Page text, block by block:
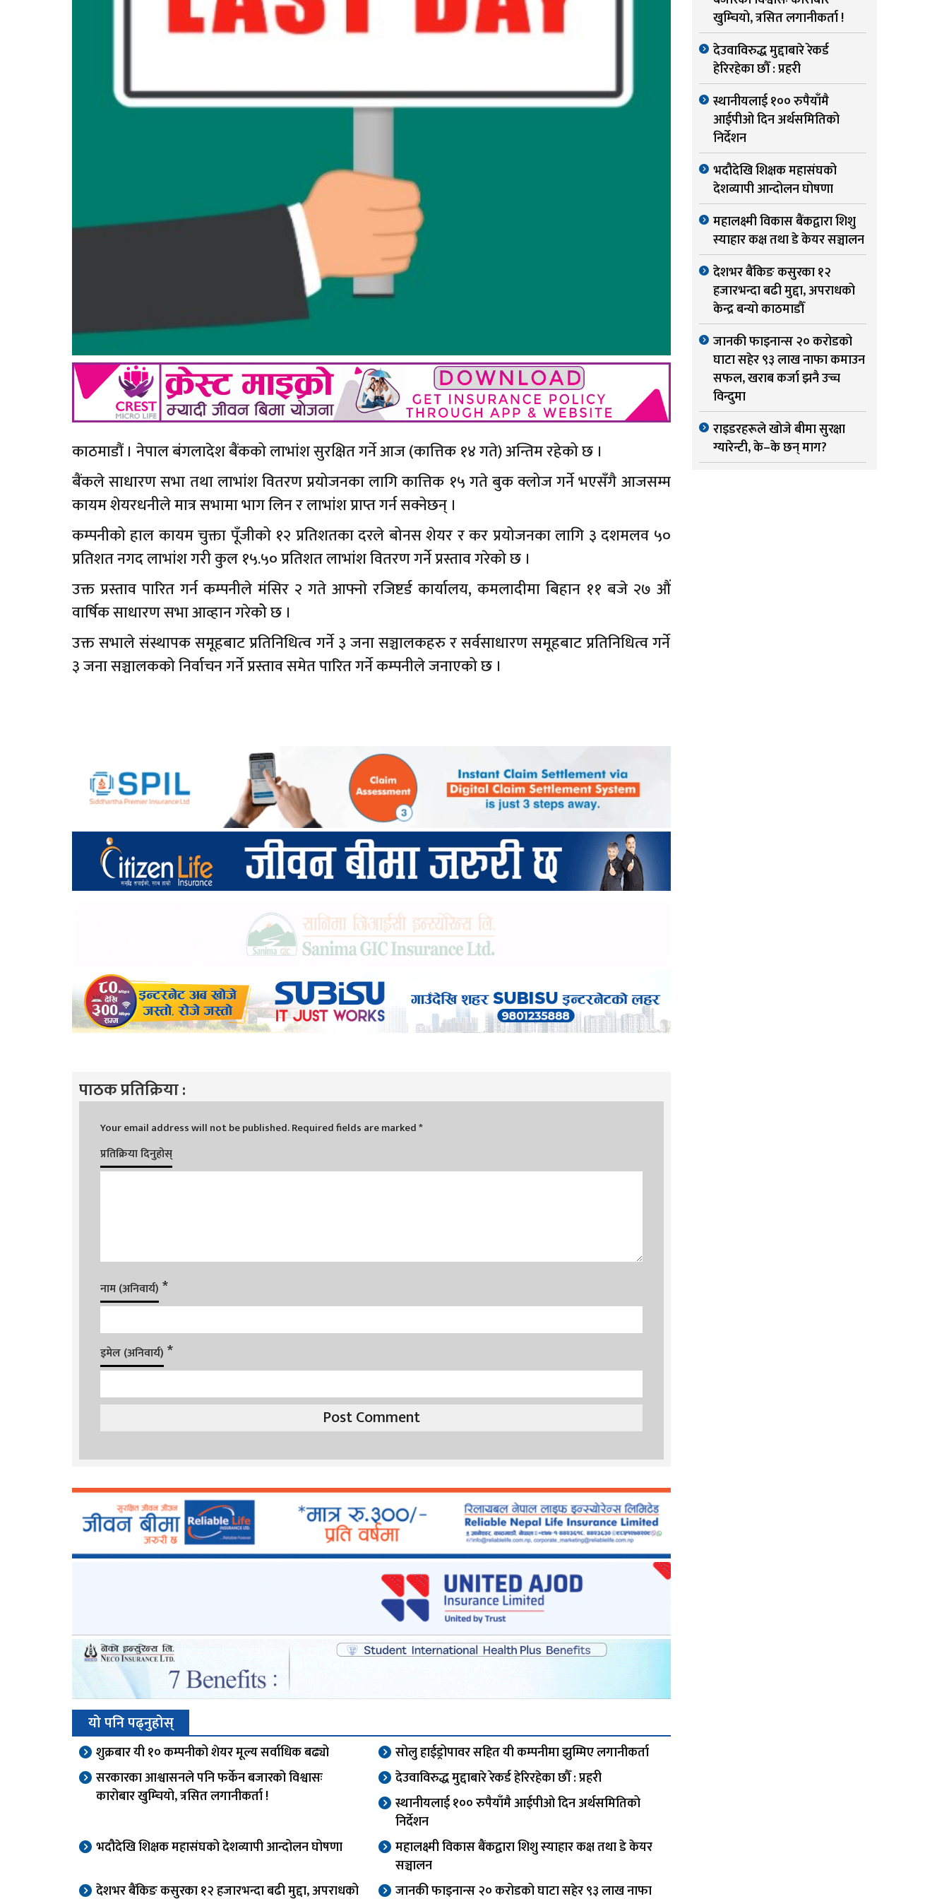
काठमाडौं । नेपाल बंगलादेश बैंकको लाभांश सुरक्षित गर्ने आज (कात्तिक १४ गते) अन्तिम रहेको छ ।
बैंकले साधारण सभा तथा लाभांश वितरण प्रयोजनका लागि कात्तिक १५ गते बुक क्लोज गर्ने भएसँगै आजसम्म
कायम शेयरधनीले मात्र सभामा भाग लिन र लाभांश प्राप्त गर्न सक्नेछन् ।
कम्पनीको हाल कायम चुक्ता पूँजीको १२ प्रतिशतका दरले बोनस शेयर र कर प्रयोजनका लागि ३ दशमलव ५०
प्रतिशत नगद लाभांश गरी कुल १५.५० प्रतिशत लाभांश वितरण गर्ने प्रस्ताव गरेको छ ।
उक्त प्रस्ताव पारित गर्न कम्पनीले मंसिर २ गते आफ्नो रजिष्टर्ड कार्यालय, कमलादीमा बिहान ११ बजे २७ औं
वार्षिक साधारण सभा आव्हान गरेकोे छ ।
उक्त सभाले संस्थापक समूहबाट प्रतिनिधित्व गर्ने ३ जना सञ्चालकहरु र सर्वसाधारण समूहबाट प्रतिनिधित्व गर्ने
३ जना सञ्चालकको निर्वाचन गर्ने प्रस्ताव समेत पारित गर्ने कम्पनीले जनाएको छ ।
पाठक प्रतिक्रिया :
Your email address will not be published.Required fields are marked*
प्रतिक्रिया दिनुहोस्
नाम (अनिवार्य) *
इमेल (अनिवार्य) *
यो पनि पढ्नुहोस्
शुक्रबार यी १० कम्पनीको शेयर मूल्य सर्वाधिक बढ्यो
सोलु हाईड्रोपावर सहित यी कम्पनीमा झुम्मिए लगानीकर्ता
सरकारका आश्वासनले पनि फर्केन बजारको विश्वासः
कारोबार खुम्चियो, त्रसित लगानीकर्ता !
देउवाविरुद्ध मुद्दाबारे रेकर्ड हेरिरहेका छौँ : प्रहरी
स्थानीयलाई १०० रुपैयाँमै आईपीओ दिन अर्थसमितिको
निर्देशन
भदौदेखि शिक्षक महासंघको देशव्यापी आन्दोलन घोषणा
महालक्ष्मी विकास बैंकद्वारा शिशु स्याहार कक्ष तथा डे केयर
सञ्चालन
देशभर बैंकिङ कसुरका १२ हजारभन्दा बढी मुद्दा, अपराधको
जानकी फाइनान्स २० करोडको घाटा सहेर ९३ लाख नाफा
खुम्चियो, त्रसित लगानीकर्ता !
देउवाविरुद्ध मुद्दाबारे रेकर्ड
हेरिरहेका छौँ : प्रहरी
स्थानीयलाई १०० रुपैयाँमै
आईपीओ दिन अर्थसमितिको
निर्देशन
भदौदेखि शिक्षक महासंघको
देशव्यापी आन्दोलन घोषणा
महालक्ष्मी विकास बैंकद्वारा शिशु
स्याहार कक्ष तथा डे केयर सञ्चालन
देशभर बैंकिङ कसुरका १२
हजारभन्दा बढी मुद्दा, अपराधको
केन्द्र बन्यो काठमाडौँ
जानकी फाइनान्स २० करोडको
घाटा सहेर ९३ लाख नाफा कमाउन
सफल, खराब कर्जा झनै उच्च
विन्दुमा
राइडरहरूले खोजे बीमा सुरक्षा
ग्यारेन्टी, के–के छन् माग?